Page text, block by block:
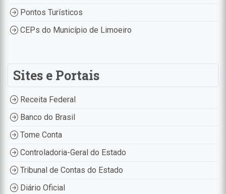
Pontos Turísticos
CEPs do Município de Limoeiro
Sites e Portais
Receita Federal
Banco do Brasil
Tome Conta
Controladoria-Geral do Estado
Tribunal de Contas do Estado
Diário Oficial